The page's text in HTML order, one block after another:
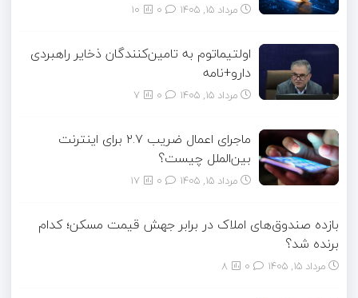
مرداد ۱۵, ۱۴۰۵ 10
اولتیماتوم به تامین‌کنندگان ذخایر راهبردی
دارو+نامه
مرداد ۱۵, ۱۴۰۵ 7
ماجرای اعمال ضریب ۲.۷ برای اینترنت
بین‌الملل چیست؟
مرداد ۱۵, ۱۴۰۵ 17
بازده صندوق‌های املاک در برابر جهش قیمت مسکن؛ کدام
برنده شد؟
مرداد ۱۵, ۱۴۰۵ 8